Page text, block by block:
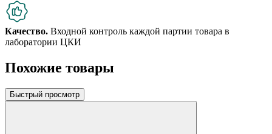
Качество. Входной контроль каждой партии товара в
лаборатории ЦКИ
Похожие товары
Быстрый просмотр